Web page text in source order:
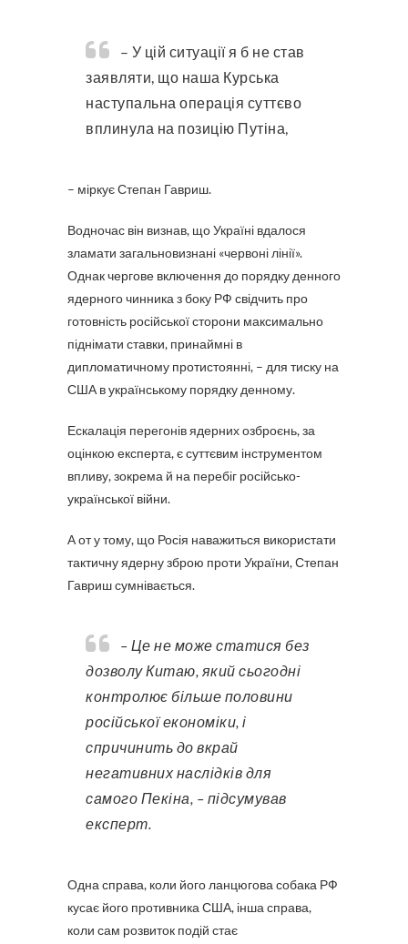
– У цій ситуації я б не став
заявляти, що наша Курська
наступальна операція суттєво
вплинула на позицію Путіна,
– міркує Степан Гавриш.
Водночас він визнав, що Україні вдалося
зламати загальновизнані «червоні лінії».
Однак чергове включення до порядку денного
ядерного чинника з боку РФ свідчить про
готовність російської сторони максимально
піднімати ставки, принаймні в
дипломатичному протистоянні, – для тиску на
США в українському порядку денному.
Ескалація перегонів ядерних озброєнь, за
оцінкою експерта, є суттєвим інструментом
впливу, зокрема й на перебіг російсько-
української війни.
А от у тому, що Росія наважиться використати
тактичну ядерну зброю проти України, Степан
Гавриш сумнівається.
– Це не може статися без
дозволу Китаю, який сьогодні
контролює більше половини
російської економіки, і
спричинить до вкрай
негативних наслідків для
самого Пекіна, – підсумував
експерт.
Одна справа, коли його ланцюгова собака РФ
кусає його противника США, інша справа,
коли сам розвиток подій стає